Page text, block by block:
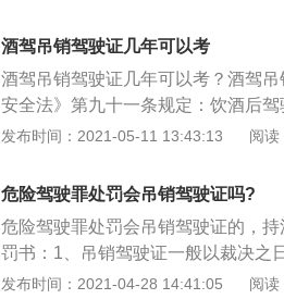
别如下：1、申请时间不同：驾驶证
得2年后才能重新申请驾驶证。2、
情形出现而依法注销，吊销是指依
情况下，被强制采取的惩罚措施，
酒驾吊销驾驶证几年可以考
酒驾吊销驾驶证几年可以考？酒驾
安全法》第九十一条规定：饮酒后
元罚款，吊销机动车驾驶证，五年
千元罚款，吊销机动车驾驶证，五
驾驶机动车的，处暂扣六个月机动
3、因饮酒后驾驶机动车被处罚，再
并处一千元以上二千元以下罚款，
五年内不得重新取得机动车驾驶证
发布时间：2021-05-11 13:43:13 阅读
危险驾驶罪处罚会吊销驾驶证吗?
危险驾驶罪处罚会吊销驾驶证的，
罚书：1、吊销驾驶证一般以裁决之
算，在这之前驾驶证只是锁定为违
发布时间：2021-04-28 14:41:05 阅读